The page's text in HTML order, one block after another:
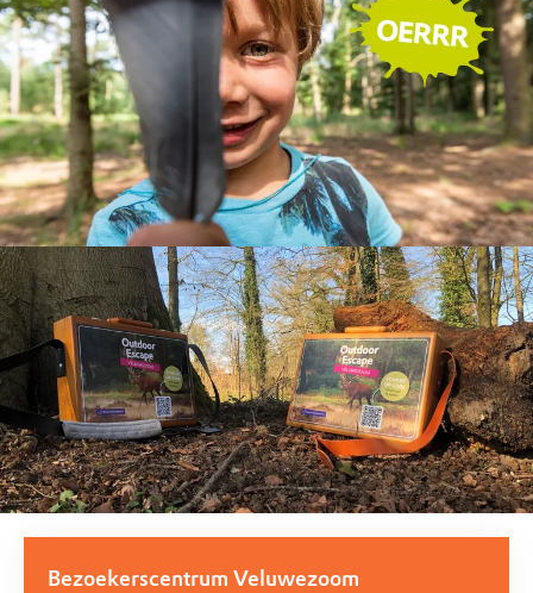
Speurtochten
Samen op pad en speuren in de natuur. Ga op zoek
naar Victor Vos, ontdek de Manieren van Dieren of
geniet van de seizoenen met de seizoensspeurtocht.
Bekijk ze allemaal
Feestje vieren in het bos
Vier je feestje bij bezoekerscentrum Veluwezoom.
Met of zonder boswachter.
Klik hier voor het aanbod
Outdoor escape
Bezoekerscentrum Veluwezoom